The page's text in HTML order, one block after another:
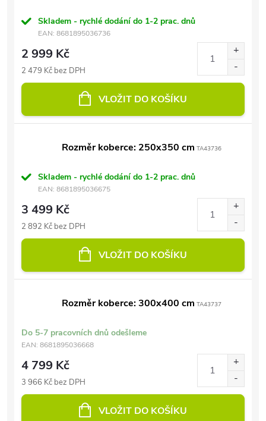
Skladem - rychlé dodání do 1-2 prac. dnů
EAN: 8681895036736
2 999 Kč
2 479 Kč bez DPH
VLOŽIT DO KOŠÍKU
Rozměr koberce: 250x350 cm TA43736
Skladem - rychlé dodání do 1-2 prac. dnů
EAN: 8681895036675
3 499 Kč
2 892 Kč bez DPH
VLOŽIT DO KOŠÍKU
Rozměr koberce: 300x400 cm TA43737
Do 5-7 pracovních dnů odešleme
EAN: 8681895036668
4 799 Kč
3 966 Kč bez DPH
VLOŽIT DO KOŠÍKU